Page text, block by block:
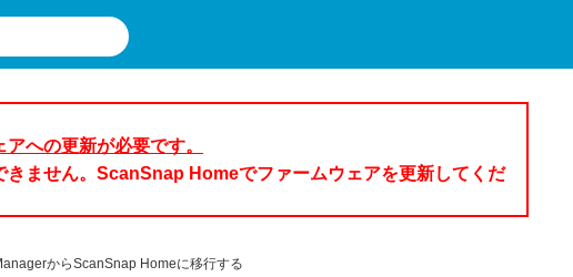
への更新が必要です。
ません。ScanSnap Homeでファームウェアを更新してくだ
からScanSnap Homeに移行する